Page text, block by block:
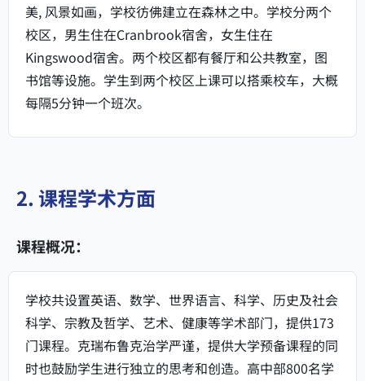
美, 风景如画，学校彷佛建立在森林之中。学校分两个
校区，男生住在Cranbrook宿舍，女生住在
Kingswood宿舍。两个校区都有餐厅和公共教室，图
书馆等设施。学生到两个校区上课可以搭乘校车，大概
每隔5分钟一个班次。
2. 课程学术方面
课程概况：
学校共设置英语、数学、世界语言、科学、历史及社会
科学、宗教及哲学、艺术、健康等学术部门，提供173
门课程。克瑞布鲁克治学严谨，提供大学预备课程的同
时也鼓励学生进行独立的思考和创造。高中部800名学